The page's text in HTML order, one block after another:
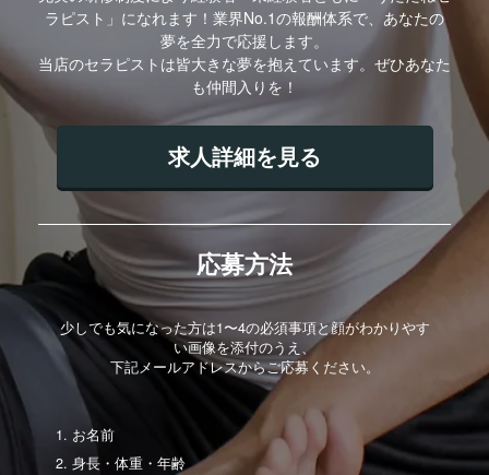
ラピスト」になれます！業界No.1の報酬体系で、あなたの
夢を全力で応援します。
当店のセラピストは皆大きな夢を抱えています。ぜひあなた
も仲間入りを！
求人詳細を見る
応募方法
少しでも気になった方は1〜4の必須事項と顔がわかりやす
い画像を添付のうえ、
下記メールアドレスからご応募ください。
お名前
身長・体重・年齢